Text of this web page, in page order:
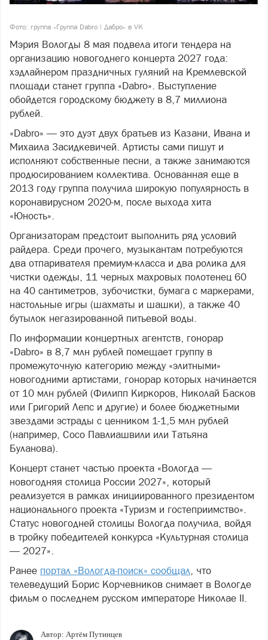
Фото: группа «Группа Dabro | Дабро» в VK
Мэрия Вологды 8 мая подвела итоги тендера на
организацию новогоднего концерта 2027 года:
хэдлайнером праздничных гуляний на Кремлевской
площади станет группа «Dabro». Выступление
обойдется городскому бюджету в 8,7 миллиона
рублей.
«Dabro» — это дуэт двух братьев из Казани, Ивана и
Михаила Засидкевичей. Артисты сами пишут и
исполняют собственные песни, а также занимаются
продюсированием коллектива. Основанная еще в
2013 году группа получила широкую популярность в
коронавирусном 2020-м, после выхода хита
«Юность».
Организаторам предстоит выполнить ряд условий
райдера. Среди прочего, музыкантам потребуются
два отпаривателя премиум-класса и два ролика для
чистки одежды, 11 черных махровых полотенец 60
на 40 сантиметров, зубочистки, бумага с маркерами,
настольные игры (шахматы и шашки), а также 40
бутылок негазированной питьевой воды.
По информации концертных агентств, гонорар
«Dabro» в 8,7 млн рублей помещает группу в
промежуточную категорию между «элитными»
новогодними артистами, гонорар которых начинается
от 10 млн рублей (Филипп Киркоров, Николай Басков
или Григорий Лепс и другие) и более бюджетными
звездами эстрады с ценником 1-1,5 млн рублей
(например, Сосо Павлиашвили или Татьяна
Буланова).
Концерт станет частью проекта «Вологда —
новогодняя столица России 2027», который
реализуется в рамках инициированного президентом
национального проекта «Туризм и гостеприимство».
Статус новогодней столицы Вологда получила, войдя
в тройку победителей конкурса «Культурная столица
— 2027».
Ранее портал «Вологда-поиск» сообщал, что
телеведущий Борис Корчевников снимает в Вологде
фильм о последнем русском императоре Николае II.
Автор: Артём Путинцев